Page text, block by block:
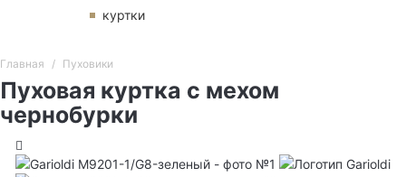
куртки
Главная Пуховики
Пуховая куртка с мехом
чернобурки